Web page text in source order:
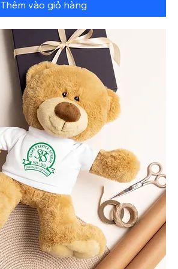
Thêm vào giỏ hàng